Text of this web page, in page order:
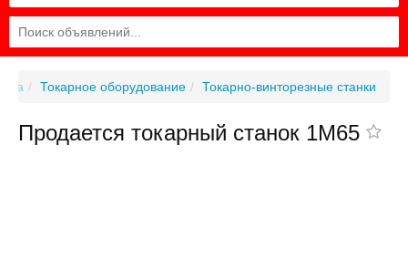
Токарное оборудование Токарно-винторезные станки
Продается токарный станок 1М65